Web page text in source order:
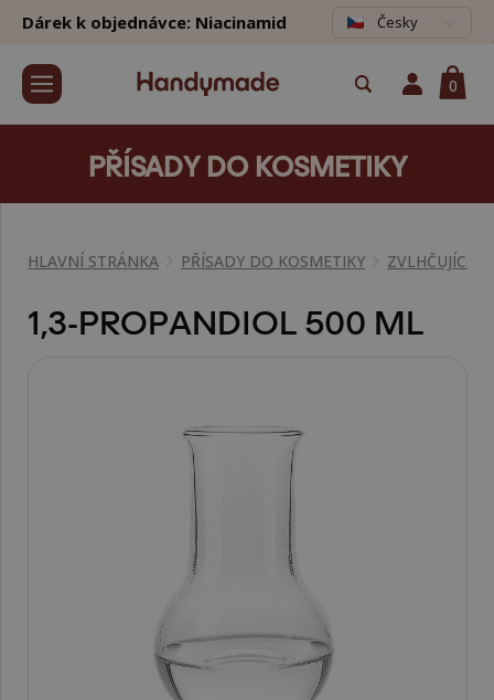
Dárek k objednávce: Niacinamid Česky
0
PŘÍSADY DO KOSMETIKY
HLAVNÍ STRÁNKA PŘÍSADY DO KOSMETIKY ZVLHČUJÍCÍ
1,3-PROPANDIOL 500 ML